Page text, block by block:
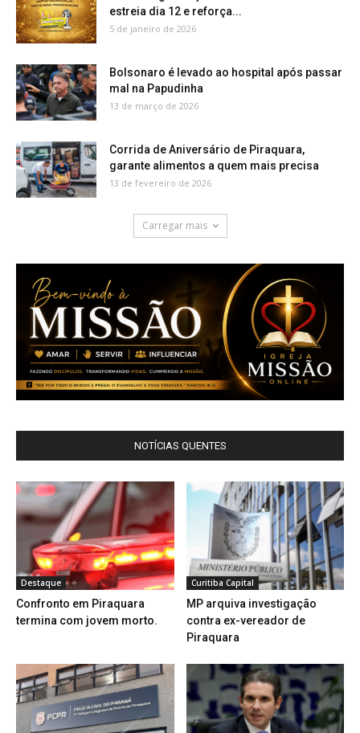
estreia dia 12 e reforça...
5 de janeiro de 2026
Bolsonaro é levado ao hospital após passar
mal na Papudinha
13 de março de 2026
Corrida de Aniversário de Piraquara,
garante alimentos a quem mais precisa
13 de fevereiro de 2026
Carregar mais
NOTÍCIAS QUENTES
Destaque
Confronto em Piraquara
termina com jovem morto.
Curitiba Capital
MP arquiva investigação
contra ex-vereador de
Piraquara